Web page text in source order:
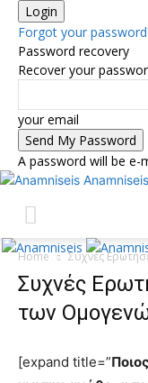
Forgot your
Password recovery
Recover your
your email
A password will be e-
Anamniseis
Home Συχνές
Συχνές
των
[expand title=”